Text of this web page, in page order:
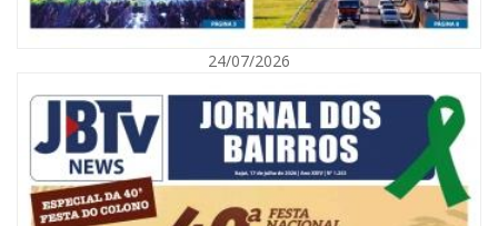
Audiência pública debate Programa Municipal de Habitação de Interesse
Social em Itajaí
24/07/2026